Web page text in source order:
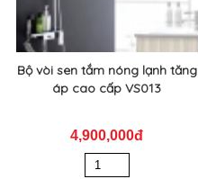
Bộ vòi sen tắm nóng lạnh tăng
áp cao cấp VS013
4,900,000đ